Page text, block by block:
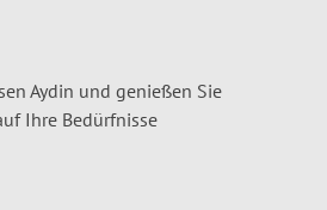
Aydin und genießen Sie
Ihre Bedürfnisse